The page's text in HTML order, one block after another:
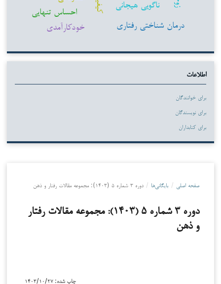
درمان شناختی رفتاری
ناگویی هیجانی
احساس تنهایی
خودکارآمدی
اطلاعات
برای خوانندگان
برای نویسندگان
برای کتابداران
صفحه اصلی / بایگانی‌ها / دوره ۳ شماره ۵ (۱۴۰۳): مجموعه مقالات رفتار و ذهن
دوره ۳ شماره ۵ (۱۴۰۳): مجموعه مقالات رفتار
و ذهن
چاپ شده: ۱۴۰۳/۱۰/۲۷